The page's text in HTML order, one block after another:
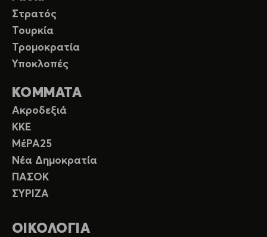
Στρατός
Τουρκία
Τρομοκρατία
Υποκλοπές
ΚΟΜΜΑΤΑ
Ακροδεξιά
ΚΚΕ
ΜέΡΑ25
Νέα Δημοκρατία
ΠΑΣΟΚ
ΣΥΡΙΖΑ
ΟΙΚΟΛΟΓΙΑ